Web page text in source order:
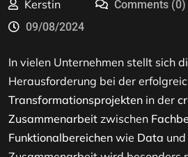
Kerstin
Comments (0)
09/08/2024
In vielen Unternehmen stellt sich
Herausforderung bei der
Transformationsprojekten in der
Zusammenarbeit zwischen
Funktionalbereichen wie Data und